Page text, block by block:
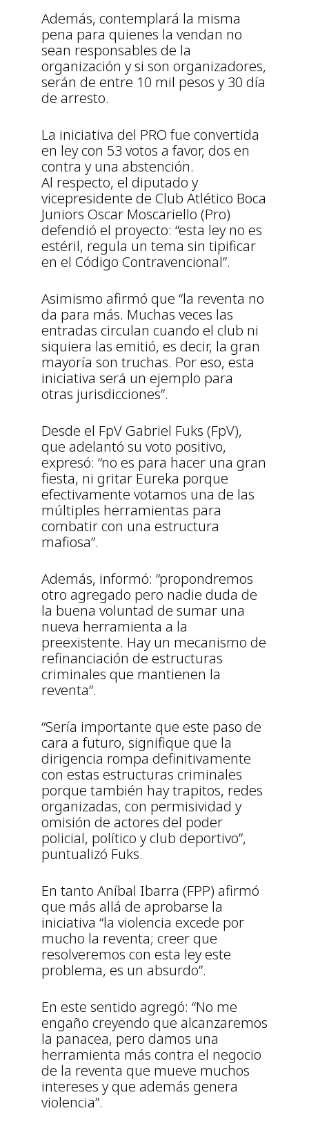
Además, contemplará la misma
pena para quienes la vendan no
sean responsables de la
organización y si son organizadores,
serán de entre 10 mil pesos y 30 día
de arresto.
La iniciativa del PRO fue convertida
en ley con 53 votos a favor, dos en
contra y una abstención.
Al respecto, el diputado y
vicepresidente de Club Atlético Boca
Juniors Oscar Moscariello (Pro)
defendió el proyecto: “esta ley no es
estéril, regula un tema sin tipificar
en el Código Contravencional”.
Asimismo afirmó que “la reventa no
da para más. Muchas veces las
entradas circulan cuando el club ni
siquiera las emitió, es decir, la gran
mayoría son truchas. Por eso, esta
iniciativa será un ejemplo para
otras jurisdicciones”.
Desde el FpV Gabriel Fuks (FpV),
que adelantó su voto positivo,
expresó: “no es para hacer una gran
fiesta, ni gritar Eureka porque
efectivamente votamos una de las
múltiples herramientas para
combatir con una estructura
mafiosa”.
Además, informó: “propondremos
otro agregado pero nadie duda de
la buena voluntad de sumar una
nueva herramienta a la
preexistente. Hay un mecanismo de
refinanciación de estructuras
criminales que mantienen la
reventa”.
“Sería importante que este paso de
cara a futuro, signifique que la
dirigencia rompa definitivamente
con estas estructuras criminales
porque también hay trapitos, redes
organizadas, con permisividad y
omisión de actores del poder
policial, político y club deportivo”,
puntualizó Fuks.
En tanto Aníbal Ibarra (FPP) afirmó
que más allá de aprobarse la
iniciativa “la violencia excede por
mucho la reventa; creer que
resolveremos con esta ley este
problema, es un absurdo”.
En este sentido agregó: “No me
engaño creyendo que alcanzaremos
la panacea, pero damos una
herramienta más contra el negocio
de la reventa que mueve muchos
intereses y que además genera
violencia”.